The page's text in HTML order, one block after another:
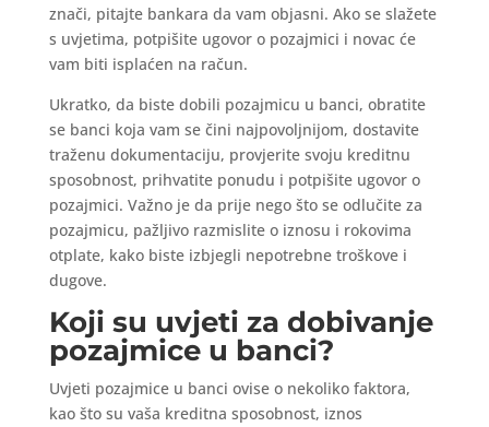
znači, pitajte bankara da vam objasni. Ako se slažete
s uvjetima, potpišite ugovor o pozajmici i novac će
vam biti isplaćen na račun.
Ukratko, da biste dobili pozajmicu u banci, obratite
se banci koja vam se čini najpovoljnijom, dostavite
traženu dokumentaciju, provjerite svoju kreditnu
sposobnost, prihvatite ponudu i potpišite ugovor o
pozajmici. Važno je da prije nego što se odlučite za
pozajmicu, pažljivo razmislite o iznosu i rokovima
otplate, kako biste izbjegli nepotrebne troškove i
dugove.
Koji su uvjeti za dobivanje
pozajmice u banci?
Uvjeti pozajmice u banci ovise o nekoliko faktora,
kao što su vaša kreditna sposobnost, iznos